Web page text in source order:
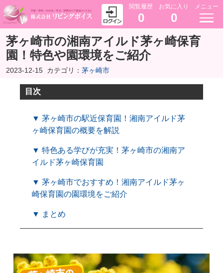
閲覧履歴
0
お気に入り
0
メニュー
茅ヶ崎市の湘南アイルド茅ヶ崎保育
園！特色や園環境をご紹介
2023-12-15 カテゴリ： 茅ヶ崎市
目次
▼ 茅ヶ崎市の駅近保育園！湘南アイルド茅
ヶ崎保育園の概要を解説
▼ 特色ある学びが充実！茅ヶ崎市の湘南ア
イルド茅ヶ崎保育園
▼ 茅ヶ崎市でおすすめ！湘南アイルド茅ヶ
崎保育園の園環境をご紹介
▼ まとめ